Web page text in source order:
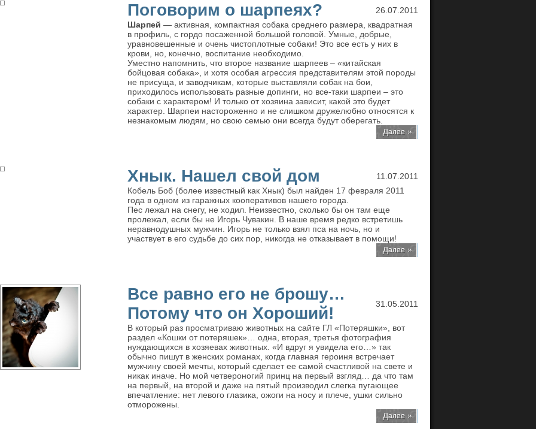
Поговорим о шарпеях?
26.07.2011
Шарпей — активная, компактная собака среднего размера, квадратная
в профиль, с гордо посаженной большой головой. Умные, добрые,
уравновешенные и очень чистоплотные собаки! Это все есть у них в
крови, но, конечно, воспитание необходимо.
Уместно напомнить, что второе название шарпеев – «китайская
бойцовая собака», и хотя особая агрессия представителям этой породы
не присуща, и заводчикам, которые выставляли собак на бои,
приходилось использовать разные допинги, но все-таки шарпеи – это
собаки с характером! И только от хозяина зависит, какой это будет
характер. Шарпеи настороженно и не слишком дружелюбно относятся к
незнакомым людям, но свою семью они всегда будут оберегать.
Хнык. Нашел свой дом
11.07.2011
Кобель Боб (более известный как Хнык) был найден 17 февраля 2011
года в одном из гаражных кооперативов нашего города.
Пес лежал на снегу, не ходил. Неизвестно, сколько бы он там еще
пролежал, если бы не Игорь Чувакин. В наше время редко встретишь
неравнодушных мужчин. Игорь не только взял пса на ночь, но и
участвует в его судьбе до сих пор, никогда не отказывает в помощи!
Все равно его не брошу…
Потому что он Хороший!
31.05.2011
В который раз просматриваю животных на сайте ГЛ «Потеряшки», вот
раздел «Кошки от потеряшек»… одна, вторая, третья фотография
нуждающихся в хозяевах животных. «И вдруг я увидела его…» так
обычно пишут в женских романах, когда главная героиня встречает
мужчину своей мечты, который сделает ее самой счастливой на свете и
никак иначе. Но мой четвероногий принц на первый взгляд… да что там
на первый, на второй и даже на пятый производил слегка пугающее
впечатление: нет левого глазика, ожоги на носу и плече, ушки сильно
отморожены.